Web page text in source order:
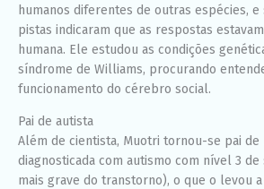
humanos diferentes de outras espécies, e
pistas indicaram que as respostas
humana. Ele estudou as condições
síndrome de Williams, procurando
funcionamento do cérebro social.
Pai de autista
Além de cientista, Muotri tornou-se pai de
diagnosticada com autismo com nível 3
mais grave do transtorno), o que o levou